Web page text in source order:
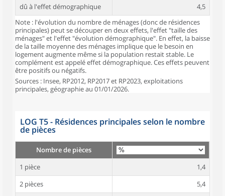
dû à l'effet démographique
4,5
Note : l'évolution du nombre de ménages (donc de résidences
principales) peut se découper en deux effets, l'effet "taille des
ménages" et l'effet "évolution démographique". En effet, la baisse
de la taille moyenne des ménages implique que le besoin en
logement augmente même si la population restait stable. Le
complément est appelé effet démographique. Ces effets peuvent
être positifs ou négatifs.
Sources : Insee, RP2012, RP2017 et RP2023, exploitations
principales, géographie au 01/01/2026.
LOG T5 - Résidences principales selon le nombre
de pièces
Nombre de pièces
1 pièce
1,4
2 pièces
5,4